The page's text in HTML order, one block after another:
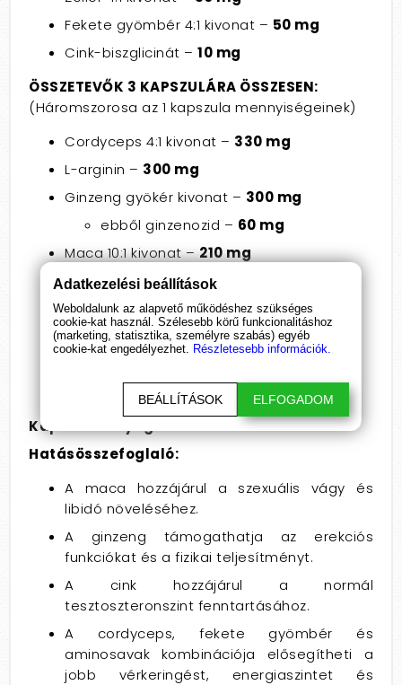
Fekete gyömbér 4:1 kivonat – 50 mg
Cink-biszglicinát – 10 mg
ÖSSZETEVŐK 3 KAPSZULÁRA ÖSSZESEN:
(Háromszorosa az 1 kapszula mennyiségeinek)
Cordyceps 4:1 kivonat – 330 mg
L-arginin – 300 mg
Ginzeng gyökér kivonat – 300 mg
ebből ginzenozid – 60 mg
Maca 10:1 kivonat –210 mg
L-tirozin –180 mg
L-ornitin – 150 mg
Zeller 4:1 kivonat –150 mg
Cink-biszglicinát –30 mg
Kapszula anyaga:
Hatásösszefoglaló:
A maca hozzájárul a szexuális vágy és
libidó növeléséhez.
A ginzeng támogathatja az erekciós
funkciókat és a fizikai teljesítményt.
A cink hozzájárul a normál
tesztoszteronszint fenntartásához.
A cordyceps, fekete gyömbér és
aminosavak kombinációja elősegítheti a
jobb vérkeringést, energiaszintet és
Adatkezelési beállítások
Weboldalunk az alapvető működéshez szükséges
cookie-kat használ. Szélesebb körű funkcionalitáshoz
(marketing, statisztika, személyre szabás) egyéb
cookie-kat engedélyezhet. Részletesebb információk.
BEÁLLÍTÁSOK ELFOGADOM